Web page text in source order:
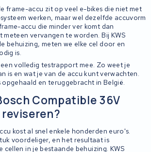
frame-accu zit op veel e-bikes die niet met
werken, maar wel dezelfde accuvorm
accu die minder ver komt dan
vervangen te worden. Bij KWS
behuizing, meten we elke cel door en
is.
volledig testrapport mee. Zo weet je
is en wat je van de accu kunt verwachten.
en teruggebracht in België.
Compatible 36V
kost al snel enkele honderden euro's.
voordeliger, en het resultaat is
cellen in je bestaande behuizing. KWS